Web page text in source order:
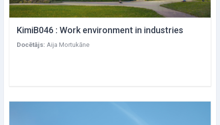
KimiB046 : Work environment in industries
Docētājs: Aija Mortukāne